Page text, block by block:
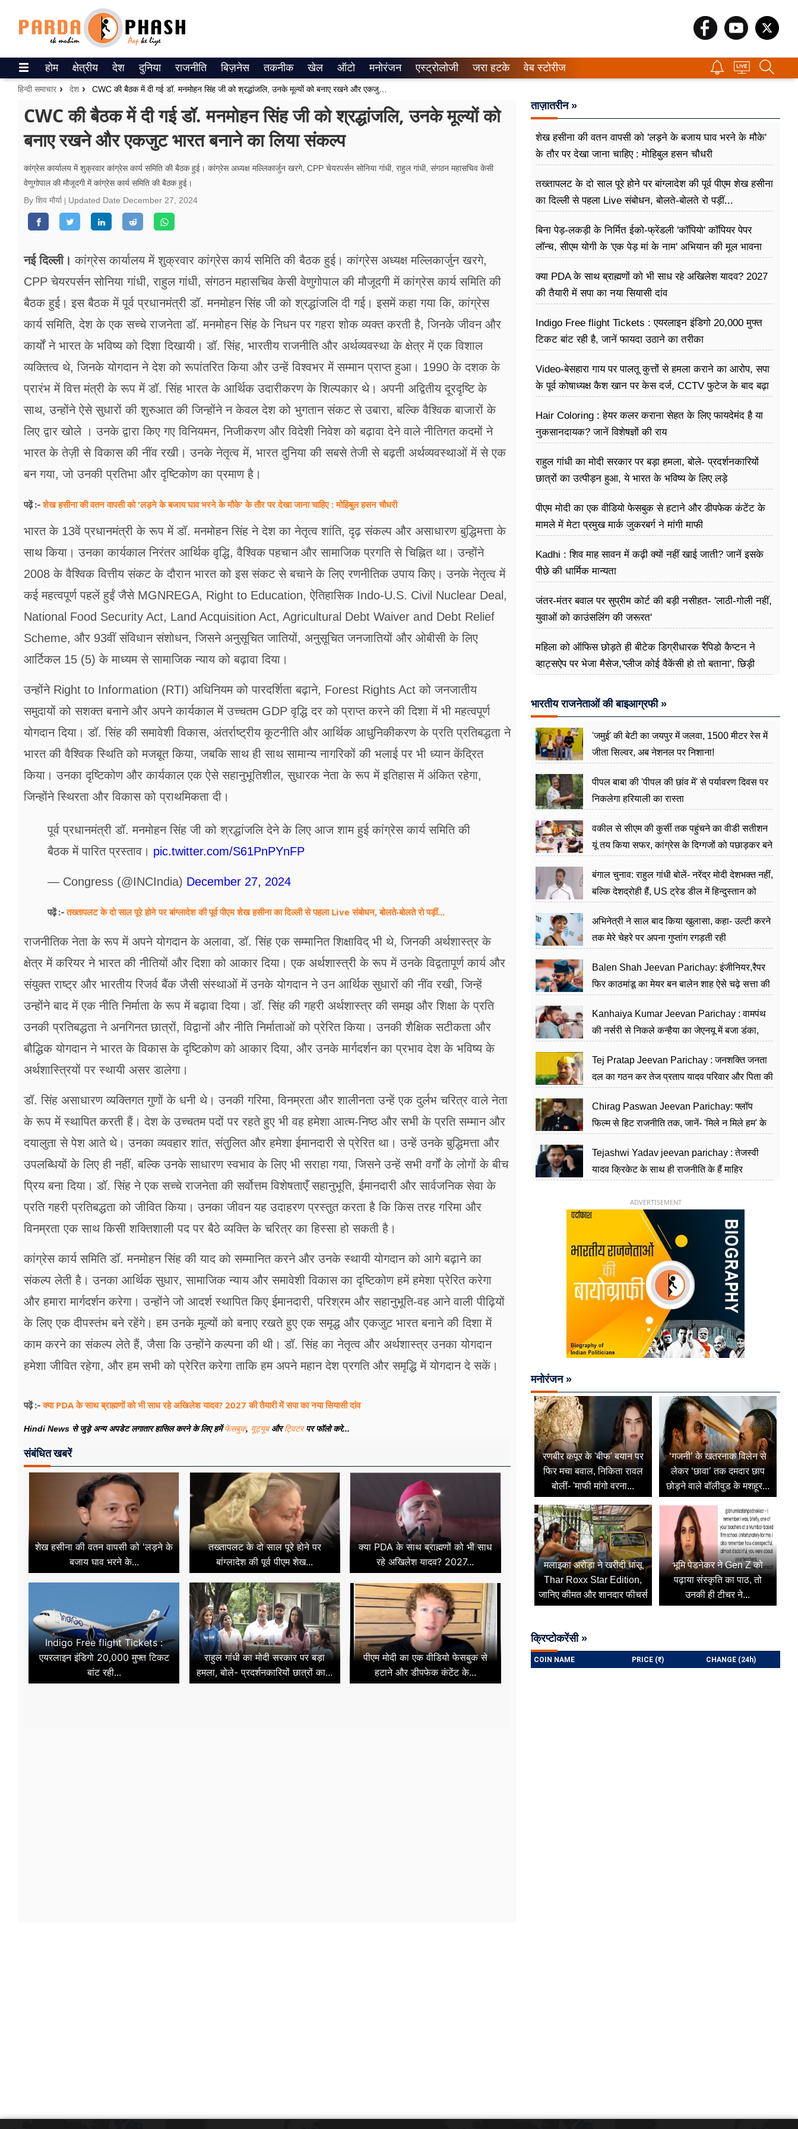
ePaper
वेब स्टोरीज
उत्तर प्रदेश
गैलरी
वीडियो
रिलेशनशिप
सेहत
ब्‍यूटी
जॉब्स
अन्य खबरें
होम क्षेत्रीय देश दुनिया राजनीति बिज़नेस तकनीक खेल ऑटो मनोरंजन एस्ट्रोलोजी जरा हटके वेब स्टोरीज
हिन्दी समाचार देश
CWC की बैठक में दी गई डॉ. मनमोहन सिंह जी को श्रद्धांजलि, उनके मूल्यों को
बनाए रखने और एकजुट भारत बनाने का लिया संकल्प
कांग्रेस कार्यालय में शुक्रवार कांग्रेस कार्य समिति की बैठक हुई। कांग्रेस अध्यक्ष मल्लिकार्जुन खरगे, CPP चेयरपर्सन सोनिया गांधी, राहुल गांधी, संगठन महासचिव केसी
वेणुगोपाल की मौजूदगी में कांग्रेस कार्य समिति की बैठक हुई।
By शिव मौर्या
Updated Date December 27, 2024
नई दिल्ली। कांग्रेस कार्यालय में शुक्रवार कांग्रेस कार्य समिति की बैठक हुई। कांग्रेस अध्यक्ष मल्लिकार्जुन खरगे,
CPP चेयरपर्सन सोनिया गांधी, राहुल गांधी, संगठन महासचिव केसी वेणुगोपाल की मौजूदगी में कांग्रेस कार्य समिति की
बैठक हुई। इस बैठक में पूर्व प्रधानमंत्री डॉ. मनमोहन सिंह जी को श्रद्धांजलि दी गई। इसमें कहा गया कि, कांग्रेस
कार्य समिति, देश के एक सच्चे राजनेता डॉ. मनमोहन सिंह के निधन पर गहरा शोक व्यक्त करती है, जिनके जीवन और
कार्यों ने भारत के भविष्य को दिशा दिखायी। डॉ. सिंह, भारतीय राजनीति और अर्थव्यवस्था के क्षेत्र में एक विशाल
व्यक्तित्व थे, जिनके योगदान ने देश को रूपांतरित किया और उन्हें विश्वभर में सम्मान प्राप्त हुआ। 1990 के दशक के
प्रारंभ में वित्त मंत्री के रूप में डॉ. सिंह भारत के आर्थिक उदारीकरण के शिल्पकार थे। अपनी अद्वितीय दूरदृष्टि के
साथ, उन्होंने ऐसे सुधारों की शुरुआत की जिन्होंने न केवल देश को भुगतान संकट से उबारा, बल्कि वैश्विक बाजारों के
लिए द्वार खोले । उनके द्वारा किए गए विनियमन, निजीकरण और विदेशी निवेश को बढ़ावा देने वाले नीतिगत कदमों ने
भारत के तेज़ी से विकास की नींव रखी। उनके नेतृत्व में, भारत दुनिया की सबसे तेजी से बढ़ती अर्थव्यवस्थाओं में से एक
बन गया, जो उनकी प्रतिभा और दृष्टिकोण का प्रमाण है।
पढ़ें :-शेख हसीना की वतन वापसी को 'लड़ने के बजाय घाव भरने के मौके' के तौर पर देखा जाना चाहिए : मोहिबुल हसन चौधरी
भारत के 13वें प्रधानमंत्री के रूप में डॉ. मनमोहन सिंह ने देश का नेतृत्व शांति, दृढ़ संकल्प और असाधारण बुद्धिमत्ता के
साथ किया। उनका कार्यकाल निरंतर आर्थिक वृद्धि, वैश्विक पहचान और सामाजिक प्रगति से चिह्नित था। उन्होंने
2008 के वैश्विक वित्तीय संकट के दौरान भारत को इस संकट से बचाने के लिए रणनीतिक उपाय किए। उनके नेतृत्व में
कई महत्वपूर्ण पहलें हुईं जैसे MGNREGA, Right to Education, ऐतिहासिक Indo-U.S. Civil Nuclear Deal,
National Food Security Act, Land Acquisition Act, Agricultural Debt Waiver and Debt Relief
Scheme, और 93वीं संविधान संशोधन, जिसने अनुसूचित जातियों, अनुसूचित जनजातियों और ओबीसी के लिए
आर्टिकल 15 (5) के माध्यम से सामाजिक न्याय को बढ़ावा दिया।
उन्होंने Right to Information (RTI) अधिनियम को पारदर्शिता बढ़ाने, Forest Rights Act को जनजातीय
समुदायों को सशक्त बनाने और अपने कार्यकाल में उच्चतम GDP वृद्धि दर को प्राप्त करने की दिशा में भी महत्वपूर्ण
योगदान दिया। डॉ. सिंह की समावेशी विकास, अंतर्राष्ट्रीय कूटनीति और आर्थिक आधुनिकीकरण के प्रति प्रतिबद्धता ने
भारत की वैश्विक स्थिति को मजबूत किया, जबकि साथ ही साथ सामान्य नागरिकों की भलाई पर भी ध्यान केंद्रित
किया। उनका दृष्टिकोण और कार्यकाल एक ऐसे सहानुभूतिशील, सुधारक नेता के रूप में इतिहास में अंकित रहेगा,
जिन्होंने स्थिरता और विकास को प्राथमिकता दी।
पूर्व प्रधानमंत्री डॉ. मनमोहन सिंह जी को श्रद्धांजलि देने के लिए आज शाम हुई कांग्रेस कार्य समिति की
बैठक में पारित प्रस्ताव। pic.twitter.com/S61PnPYnFP
— Congress (@INCIndia) December 27, 2024
पढ़ें :-तख्तापलट के दो साल पूरे होने पर बांग्लादेश की पूर्व पीएम शेख हसीना का दिल्ली से पहला Live संबोधन, बोलते-बोलते रो पड़ीं...
राजनीतिक नेता के रूप में अपने योगदान के अलावा, डॉ. सिंह एक सम्मानित शिक्षाविद् भी थे, जिनकी अर्थशास्त्र के
क्षेत्र में करियर ने भारत की नीतियों और दिशा को आकार दिया। एक अर्थशास्त्री के रूप में उनके विद्वतापूर्ण कार्य और
संयुक्त राष्ट्र और भारतीय रिजर्व बैंक जैसी संस्थाओं में उनके योगदान ने उन आर्थिक सुधारों की नींव रखी, जिन्हें
उन्होंने बाद में एक नीति निर्माता के रूप में बढ़ावा दिया। डॉ. सिंह की गहरी अर्थशास्त्र की समझ और शिक्षा के प्रति
उनकी प्रतिबद्धता ने अनगिनत छात्रों, विद्वानों और नीति निर्माताओं को प्रेरित किया। उनकी शैक्षिक सटीकता और
बौद्धिक योगदान ने भारत के विकास के दृष्टिकोण को आकार दिया, और उनके मार्गदर्शन का प्रभाव देश के भविष्य के
अर्थशास्त्रियों पर स्थायी असर डालेगा।
डॉ. सिंह असाधारण व्यक्तिगत गुणों के धनी थे। उनकी गरिमा, विनम्रता और शालीनता उन्हें एक दुर्लभ चरित्र वाले नेता
के रूप में स्थापित करती हैं। देश के उच्चतम पदों पर रहते हुए भी वह हमेशा आत्म-निष्ठ और सभी के प्रति सम्मान और
दयालुता से पेश आते थे। उनका व्यवहार शांत, संतुलित और हमेशा ईमानदारी से प्रेरित था। उन्हें उनके बुद्धिमत्ता और
उपलब्धियों के लिए ही नहीं, बल्कि उनके साधारण स्वभाव के लिए भी सराहा गया, जिसने उन्हें सभी वर्गों के लोगों के बीच
प्रिय बना दिया। डॉ. सिंह ने एक सच्चे राजनेता की सर्वोत्तम विशेषताएँ सहानुभूति, ईमानदारी और सार्वजनिक सेवा के
प्रति गहरी प्रतिबद्धता को जीवित किया। उनका जीवन यह उदाहरण प्रस्तुत करता है कि किस तरह गरिमा और
विनम्रता एक साथ किसी शक्तिशाली पद पर बैठे व्यक्ति के चरित्र का हिस्सा हो सकती है।
कांग्रेस कार्य समिति डॉ. मनमोहन सिंह की याद को सम्मानित करने और उनके स्थायी योगदान को आगे बढ़ाने का
संकल्प लेती है। उनका आर्थिक सुधार, सामाजिक न्याय और समावेशी विकास का दृष्टिकोण हमें हमेशा प्रेरित करेगा
और हमारा मार्गदर्शन करेगा। उन्होंने जो आदर्श स्थापित किए ईमानदारी, परिश्रम और सहानुभूति-वह आने वाली पीढ़ियों
के लिए एक दीपस्तंभ बने रहेंगे। हम उनके मूल्यों को बनाए रखते हुए एक समृद्ध और एकजुट भारत बनाने की दिशा में
काम करने का संकल्प लेते हैं, जैसा कि उन्होंने कल्पना की थी। डॉ. सिंह का नेतृत्व और अर्थशास्त्र उनका योगदान
हमेशा जीवित रहेगा, और हम सभी को प्रेरित करेगा ताकि हम अपने महान देश प्रगति और समृद्धि में योगदान दे सकें।
पढ़ें :-क्या PDA के साथ ब्राह्मणों को भी साध रहे अखिलेश यादव? 2027 की तैयारी में सपा का नया सियासी दांव
Hindi News से जुड़े अन्य अपडेट लगातार हासिल करने के लिए हमेंफेसबुक, यूट्यूबऔरट्विटरपर फॉलो करे...
संबंधित खबरें
शेख हसीना की वतन वापसी को 'लड़ने के
बजाय घाव भरने के...
तख्तापलट के दो साल पूरे होने पर
बांग्लादेश की पूर्व पीएम शेख...
क्या PDA के साथ ब्राह्मणों को भी साध
रहे अखिलेश यादव? 2027...
Indigo Free flight Tickets :
एयरलाइन इंडिगो 20,000 मुफ्त टिकट
बांट रही...
राहुल गांधी का मोदी सरकार पर बड़ा
हमला, बोले- प्रदर्शनकारियों छात्रों का...
पीएम मोदी का एक वीडियो फेसबुक से
हटाने और डीपफेक कंटेंट के...
ताज़ातरीन »
शेख हसीना की वतन वापसी को 'लड़ने के बजाय घाव भरने के मौके'
के तौर पर देखा जाना चाहिए : मोहिबुल हसन चौधरी
तख्तापलट के दो साल पूरे होने पर बांग्लादेश की पूर्व पीएम शेख हसीना
का दिल्ली से पहला Live संबोधन, बोलते-बोलते रो पड़ीं...
बिना पेड़-लकड़ी के निर्मित ईको-फ्रेंडली 'कॉपियो' कॉपियर पेपर
लॉन्च, सीएम योगी के 'एक पेड़ मां के नाम' अभियान की मूल भावना
क्या PDA के साथ ब्राह्मणों को भी साध रहे अखिलेश यादव? 2027
की तैयारी में सपा का नया सियासी दांव
Indigo Free flight Tickets : एयरलाइन इंडिगो 20,000 मुफ्त
टिकट बांट रही है, जानें फायदा उठाने का तरीका
Video-बेसहारा गाय पर पालतू कुत्तों से हमला कराने का आरोप, सपा
के पूर्व कोषाध्यक्ष कैश खान पर केस दर्ज, CCTV फुटेज के बाद बढ़ा
Hair Coloring : हेयर कलर कराना सेहत के लिए फायदेमंद है या
नुकसानदायक? जानें विशेषज्ञों की राय
राहुल गांधी का मोदी सरकार पर बड़ा हमला, बोले- प्रदर्शनकारियों
छात्रों का उत्पीड़न हुआ, ये भारत के भविष्य के लिए लड़े
पीएम मोदी का एक वीडियो फेसबुक से हटाने और डीपफेक कंटेंट के
मामले में मेटा प्रमुख मार्क जुकरबर्ग ने मांगी माफी
Kadhi : शिव माह सावन में कढ़ी क्यों नहीं खाई जाती? जानें इसके
पीछे की धार्मिक मान्यता
जंतर-मंतर बवाल पर सुप्रीम कोर्ट की बड़ी नसीहत- 'लाठी-गोली नहीं,
युवाओं को काउंसलिंग की जरूरत'
महिला को ऑफिस छोड़ते ही बीटेक डिग्रीधारक रैपिडो कैप्टन ने
व्हाट्सऐप पर भेजा मैसेज,'प्लीज कोई वैकेंसी हो तो बताना', छिड़ी
भारतीय राजनेताओं की बाइआग्रफी »
'जमुई' की बेटी का जयपुर में जलवा, 1500 मीटर रेस में
जीता सिल्वर, अब नेशनल पर निशाना!
पीपल बाबा की 'पीपल की छांव में' से पर्यावरण दिवस पर
निकलेगा हरियाली का रास्ता
वकील से सीएम की कुर्सी तक पहुंचने का वीडी सतीशन
यूं तय किया सफर, कांग्रेस के दिग्गजों को पछाड़कर बने
बंगाल चुनाव: राहुल गांधी बोलें- नरेंद्र मोदी देशभक्त नहीं,
बल्कि देशद्रोही हैं, US ट्रेड डील में हिन्दुस्तान को
अभिनेत्री ने साल बाद किया खुलासा, कहा- उल्टी करने
तक मेरे चेहरे पर अपना गुप्तांग रगड़ती रही
Balen Shah Jeevan Parichay: इंजीनियर,रैपर
फिर काठमांडू का मेयर बन बालेन शाह ऐसे चढ़े सत्ता की
Kanhaiya Kumar Jeevan Parichay : वामपंथ
की नर्सरी से निकले कन्हैया का जेएनयू में बजा डंका,
Tej Pratap Jeevan Parichay : जनशक्ति जनता
दल का गठन कर तेज प्रताप यादव परिवार और पिता की
Chirag Paswan Jeevan Parichay: फ्लॉप
फिल्म से हिट राजनीति तक, जानें- 'मिले न मिले हम' के
Tejashwi Yadav jeevan parichay : तेजस्वी
यादव क्रिकेट के साथ ही राजनीति के हैं माहिर
ADVERTISEMENT
मनोरंजन »
रणबीर कपूर के 'बीफ' बयान पर
फिर मचा बवाल, निकिता रावल
बोलीं- 'माफी मांगो वरना...
‘गजनी’ के खतरनाक विलेन से
लेकर ‘छावा’ तक दमदार छाप
छोड़ने वाले बॉलीवुड के मशहूर...
मलाइका अरोड़ा ने खरीदी धांसू
Thar Roxx Star Edition,
जानिए कीमत और शानदार फीचर्स
भूमि पेडनेकर ने Gen Z को
पढ़ाया संस्कृति का पाठ, तो
उनकी ही टीचर ने...
क्रिप्टोकरेंसी »